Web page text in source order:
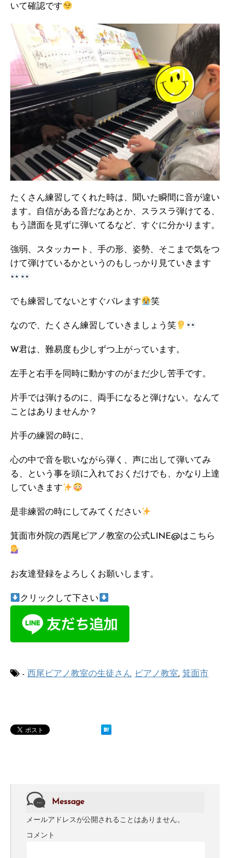
いて確認です
たくさん練習してくれた時は、聞いた瞬間に音が違い
ます。自信がある音だなあとか、スラスラ弾けてる、
もう譜面を見ずに弾いてるなど、すぐに分かります。
強弱、スタッカート、手の形、姿勢、そこまで気をつ
けて弾けているかというのもしっかり見ていきます
でも練習してないとすぐバレます 笑
なので、たくさん練習していきましょう笑
W君は、難易度も少しずつ上がっています。
左手と右手を同時に動かすのがまだ少し苦手です。
片手では弾けるのに、両手になると弾けない。なんて
ことはありませんか？
片手の練習の時に、
心の中で音を歌いながら弾く、声に出して弾いてみ
る、という事を頭に入れておくだけでも、かなり上達
していきます
是非練習の時にしてみてください
箕面市外院の西尾ピアノ教室の公式LINE@はこちら
お友達登録をよろしくお願いします。
クリックして下さい
- 西尾ピアノ教室の生徒さん ピアノ教室, 箕面市
Message
メールアドレスが公開されることはありません。
コメント